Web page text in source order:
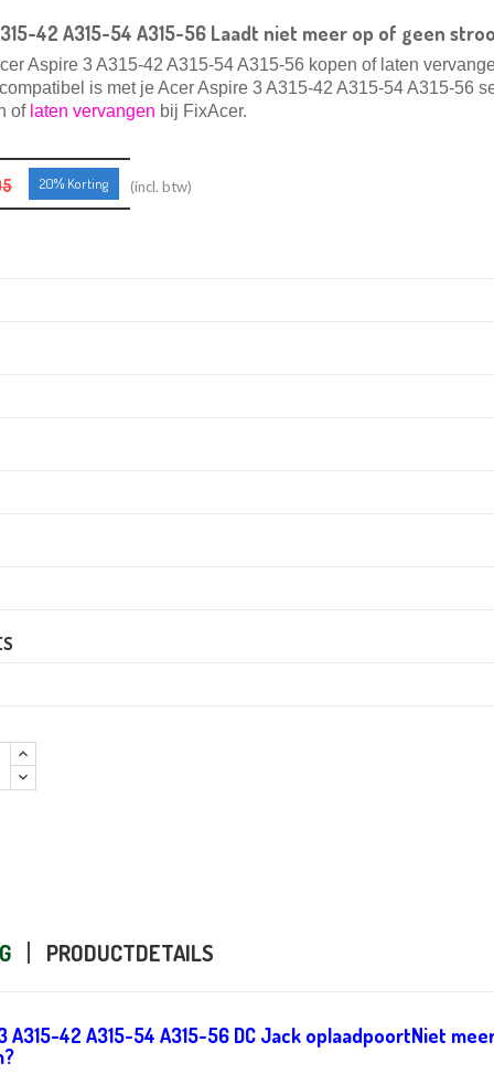
42 A315-54 A315-56 Laadt niet meer op of geen
Aspire 3 A315-42 A315-54 A315-56 kopen of laten
is met je Acer Aspire 3 A315-42 A315-54 A315-56
of laten vervangen bij FixAcer.
20% Korting (incl. btw)
PRODUCTDETAILS
A315-42 A315-54 A315-56 DC Jack oplaadpoortNiet